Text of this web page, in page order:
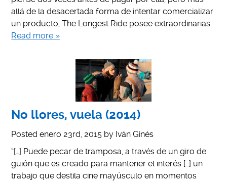
allá de la desacertada forma de intentar comercializar
un producto, The Longest Ride posee extraordinarias…
Read more »
No llores, vuela (2014)
Postedenero 23rd, 2015 by Iván Ginés
“[…] Puede pecar de tramposa, a través de un giro de
guión que es creado para mantener el interés […] un
trabajo que destila cine mayúsculo en momentos